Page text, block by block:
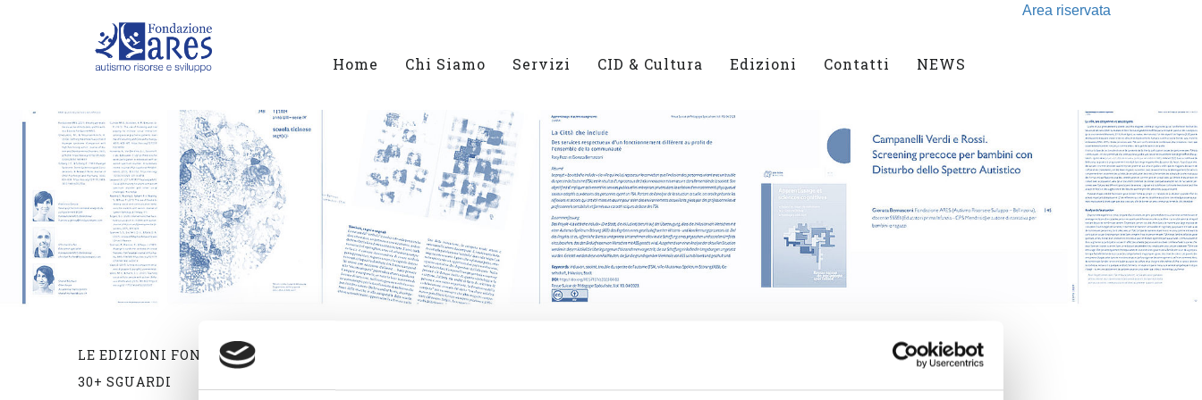
Area riservata
Home Chi Siamo Servizi CID & Cultura Edizioni Contatti NEWS
LE EDIZIONI FONDAZIONE ARES
30+ SGUARDI